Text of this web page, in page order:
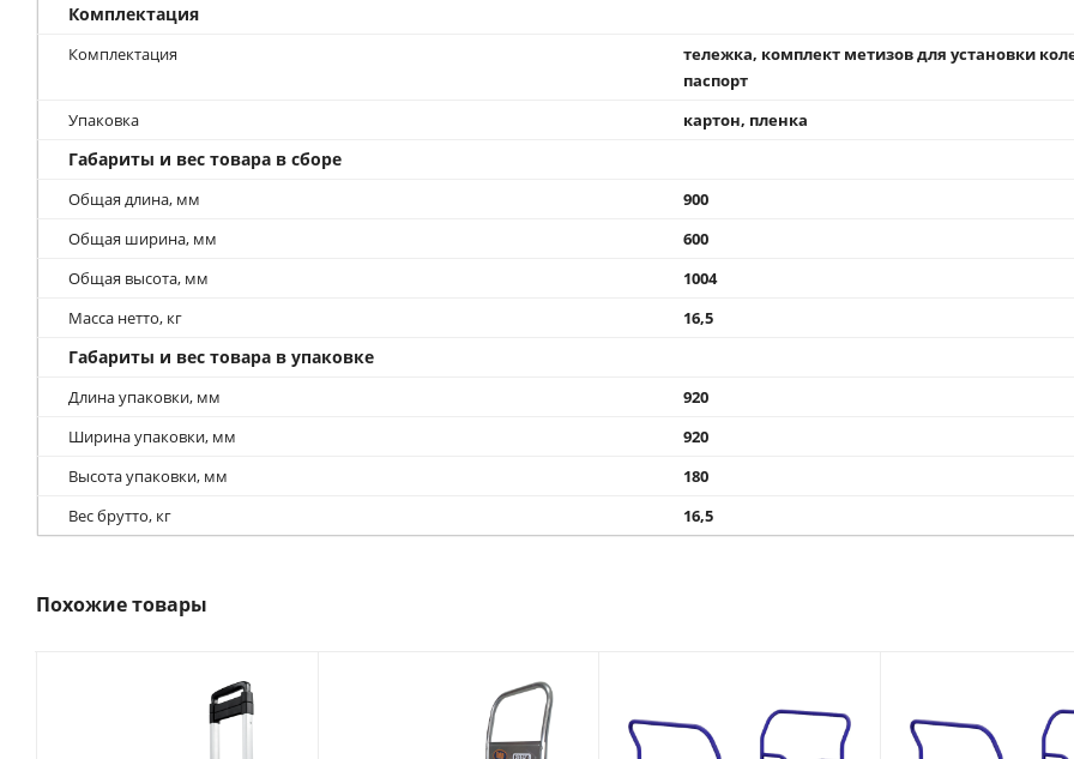
Комплектация
Комплектация
тележка, комплект метизов для установки
паспорт
Упаковка
картон, пленка
Габариты и вес товара в сборе
Общая длина, мм
900
Общая ширина, мм
600
Общая высота, мм
1004
Масса нетто, кг
16,5
Габариты и вес товара в упаковке
Длина упаковки, мм
920
Ширина упаковки, мм
920
Высота упаковки, мм
180
Вес брутто, кг
16,5
Похожие товары